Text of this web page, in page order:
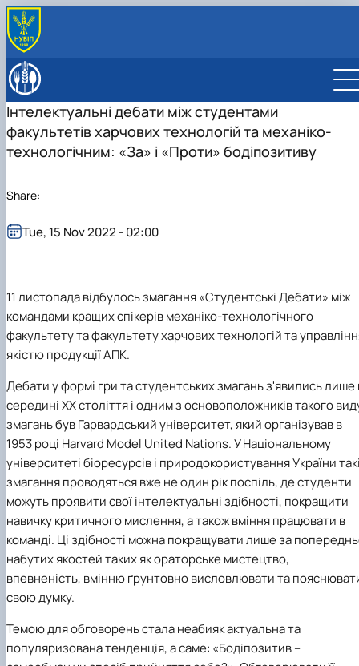
ABOUT
Faculty management
Educational work
Bachelor's degree
"Food Technology"
"Nutritional science of healthy eating"
DEPARTMENT
Department of Technologies of Meat, Fish and
Seafood Products
Department of Public health and Nutrition
Agricultural Products
SCIENCE
Навчально-науковий центр нутриціології та
INTERNATIONAL ACTIVITY
Інтелектуальні дебати між студентами
факультетів харчових технологій та механіко-
технологічним: «За» і «Проти» бодіпозитиву
11 листопадавідбулось змагання «Студентські Дебати» між
командами кращих спікерів механіко-технологічного
факультету та факультету харчових технологій та
якістю продукції АПК.
Дебати у формі гри та студентських змагань з'явились лише
середині ХХ століття і одним з основоположників такого
змагань був Гарвардський університет, який організував в
1953 році Harvard Model United Nations. У Національному
університеті біоресурсів і природокористування України
змагання проводяться вже не один рік поспіль, де студенти
можуть проявити свої інтелектуальні здібності, покращити
навичку критичного мислення, а також вміння працювати в
команді. Ці здібності можна покращувати лише за
набутих якостей таких як ораторське мистецтво,
впевненість, вмінню ґрунтовно висловлювати та
свою думку.
Темою для обговорень стала неабияк актуальна та
популяризована тенденція, а саме: «Бодіпозитив –
Tue, 15 Nov 2022 - 02:00
Share: